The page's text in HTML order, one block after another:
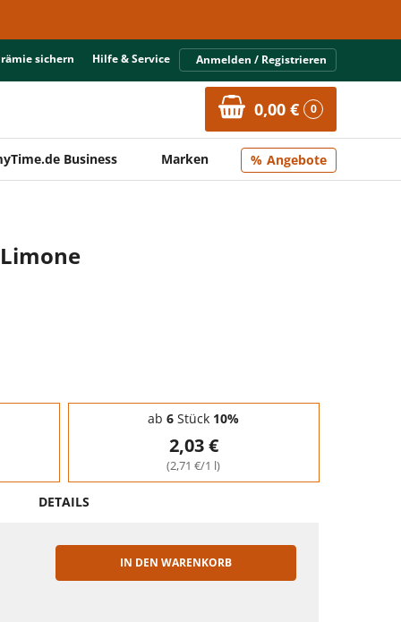
sichern Hilfe & Service Anmelden / Registrieren
0,00 € 0
Business Marken Angebote
ab 6 Stück 10%
2,03 €
(2,71 €/1 l)
DETAILS
IN DEN WARENKORB